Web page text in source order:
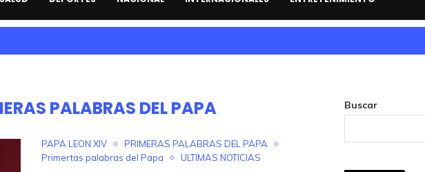
PALABRAS DEL PAPA
PAPA LEON XIV
PRIMERAS PALABRAS DEL PAPA
Primertas palabras del Papa
ULTIMAS NOTICIAS
Buscar